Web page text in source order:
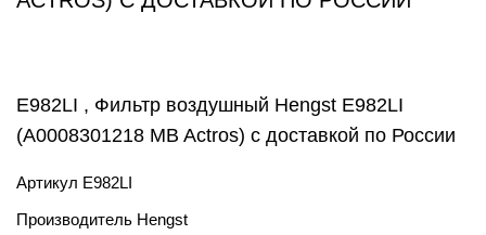
E982LI , Фильтр воздушный Hengst E982LI
(А0008301218 MB Actros) с доставкой по России
Артикул E982LI
Производитель Hengst